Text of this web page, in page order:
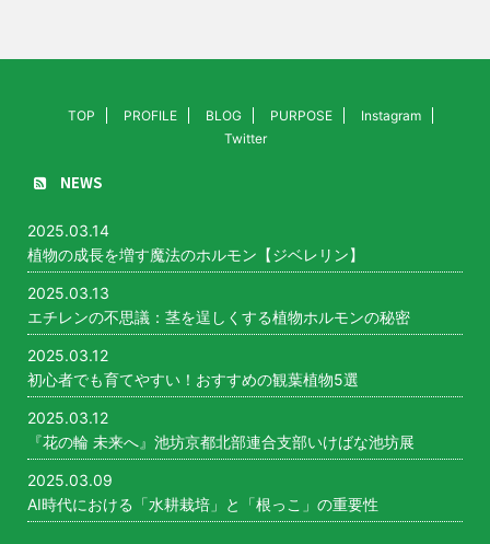
TOP PROFILE BLOG PURPOSE
Instagram
Twitter
NEWS
2025.03.14
植物の成長を増す魔法のホルモン【ジベレリン】
2025.03.13
エチレンの不思議：茎を逞しくする植物ホルモンの秘密
2025.03.12
初心者でも育てやすい！おすすめの観葉植物5選
2025.03.12
『花の輪 未来へ』池坊京都北部連合支部いけばな池坊展
2025.03.09
AI時代における「水耕栽培」と「根っこ」の重要性